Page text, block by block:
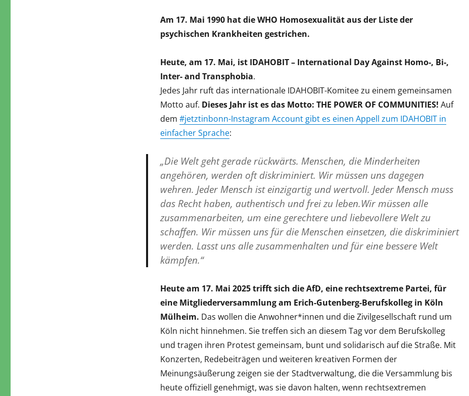
Am 17. Mai 1990 hat die WHO Homosexualität aus der Liste der
psychischen Krankheiten gestrichen.
Heute, am 17. Mai, ist IDAHOBIT – International Day Against Homo-, Bi-,
Inter- and Transphobia.
Jedes Jahr ruft das internationale IDAHOBIT-Komitee zu einem gemeinsamen
Motto auf. Dieses Jahr ist es das Motto: THE POWER OF COMMUNITIES! Auf
dem #jetztinbonn-Instagram Account gibt es einen Appell zum IDAHOBIT in
einfacher Sprache:
„Die Welt geht gerade rückwärts. Menschen, die Minderheiten
angehören, werden oft diskriminiert. Wir müssen uns dagegen
wehren. Jeder Mensch ist einzigartig und wertvoll. Jeder Mensch muss
das Recht haben, authentisch und frei zu leben.Wir müssen alle
zusammenarbeiten, um eine gerechtere und liebevollere Welt zu
schaffen. Wir müssen uns für die Menschen einsetzen, die diskriminiert
werden. Lasst uns alle zusammenhalten und für eine bessere Welt
kämpfen.“
Heute am 17. Mai 2025 trifft sich die AfD, eine rechtsextreme Partei, für
eine Mitgliederversammlung am Erich-Gutenberg-Berufskolleg in Köln
Mülheim. Das wollen die Anwohner*innen und die Zivilgesellschaft rund um
Köln nicht hinnehmen. Sie treffen sich an diesem Tag vor dem Berufskolleg
und tragen ihren Protest gemeinsam, bunt und solidarisch auf die Straße. Mit
Konzerten, Redebeiträgen und weiteren kreativen Formen der
Meinungsäußerung zeigen sie der Stadtverwaltung, die die Versammlung bis
heute offiziell genehmigt, was sie davon halten, wenn rechtsextremen